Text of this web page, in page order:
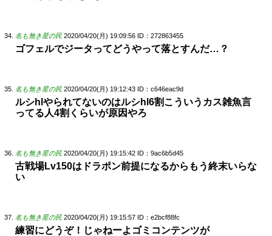
名も無き星の民 2020/04/20(月) 19:09:56 ID：272863455
ゴフェルでジータってどうやって落とすんだ…？
名も無き星の民 2020/04/20(月) 19:12:43 ID：c646eac9d
ルシhlやられてないのはルシhl6割こういうカス雑魚言
ってる人4割くらいが原因やろ
名も無き星の民 2020/04/20(月) 19:15:42 ID：9ac6b5d45
古戦場Lv150はドラポン前提になるからもう終末いらな
い
名も無き星の民 2020/04/20(月) 19:15:57 ID：e2bcf88fc
練習にどうぞ！じゃねーよゴミコンテンツが